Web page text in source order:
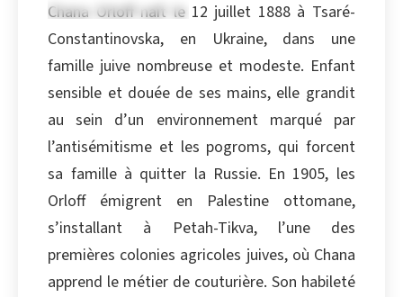
Chana Orloff naît le 12 juillet 1888 à Tsaré-
Constantinovska, en Ukraine, dans une
famille juive nombreuse et modeste. Enfant
sensible et douée de ses mains, elle grandit
au sein d’un environnement marqué par
l’antisémitisme et les pogroms, qui forcent
sa famille à quitter la Russie. En 1905, les
Orloff émigrent en Palestine ottomane,
s’installant à Petah-Tikva, l’une des
premières colonies agricoles juives, où Chana
apprend le métier de couturière. Son habileté
Copier